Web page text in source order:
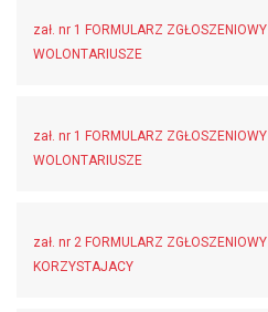
zał. nr 1 FORMULARZ ZGŁOSZENIOWY
WOLONTARIUSZE
zał. nr 1 FORMULARZ ZGŁOSZENIOWY
WOLONTARIUSZE
zał. nr 2 FORMULARZ ZGŁOSZENIOWY
KORZYSTAJACY